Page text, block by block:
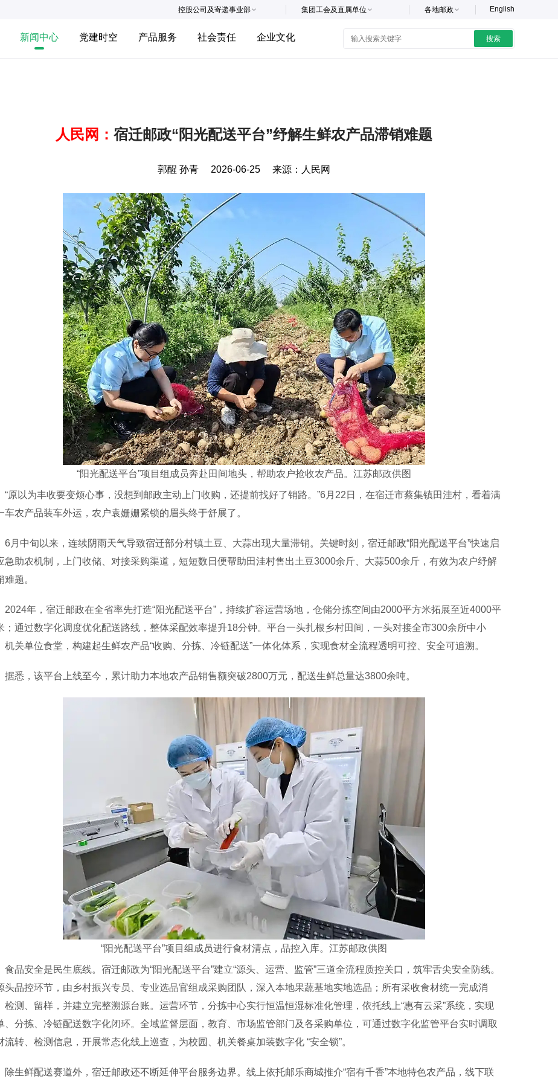
English
各地邮政
集团工会及直属单位
控股公司及寄递事业部
新闻中心 党建时空 产品服务 社会责任 企业文化 搜索
人民网： 宿迁邮政“阳光配送平台”纾解生鲜农产品滞销难题
郭醒 孙青 2026-06-25 来源： 人民网
“阳光配送平台”项目组成员奔赴田间地头，帮助农户抢收农产品。江苏邮政供图
以为丰收要变烦心事，没想到邮政主动上门收购，还提前找好了销路。”6月22日，在宿迁市蔡集镇田洼村，看着满
车农产品装车外运，农户袁姗姗紧锁的眉头终于舒展了。
中旬以来，连续阴雨天气导致宿迁部分村镇土豆、大蒜出现大量滞销。关键时刻，宿迁邮政“阳光配送平台”快速启
急助农机制，上门收储、对接采购渠道，短短数日便帮助田洼村售出土豆3000余斤、大蒜500余斤，有效为农户纾解
难题。
年，宿迁邮政在全省率先打造“阳光配送平台”，持续扩容运营场地，仓储分拣空间由2000平方米拓展至近4000平
；通过数字化调度优化配送路线，整体采配效率提升18分钟。平台一头扎根乡村田间，一头对接全市300余所中小
机关单位食堂，构建起生鲜农产品“收购、分拣、冷链配送”一体化体系，实现食材全流程透明可控、安全可追溯。
，该平台上线至今，累计助力本地农产品销售额突破2800万元，配送生鲜总量达3800余吨。
“阳光配送平台”项目组成员进行食材清点，品控入库。江苏邮政供图
安全是民生底线。宿迁邮政为“阳光配送平台”建立“源头、运营、监管”三道全流程质控关口，筑牢舌尖安全防线。
头品控环节，由乡村振兴专员、专业选品官组成采购团队，深入本地果蔬基地实地选品；所有采收食材统一完成消
检测、留样，并建立完整溯源台账。运营环节，分拣中心实行恒温恒湿标准化管理，依托线上“惠有云采”系统，实现
、分拣、冷链配送数字化闭环。全域监督层面，教育、市场监管部门及各采购单位，可通过数字化监管平台实时调取
流转、检测信息，开展常态化线上巡查，为校园、机关餐桌加装数字化 “安全锁”。
鲜配送赛道外，宿迁邮政还不断延伸平台服务边界。线上依托邮乐商城推介“宿有千香”本地特色农产品，线下联